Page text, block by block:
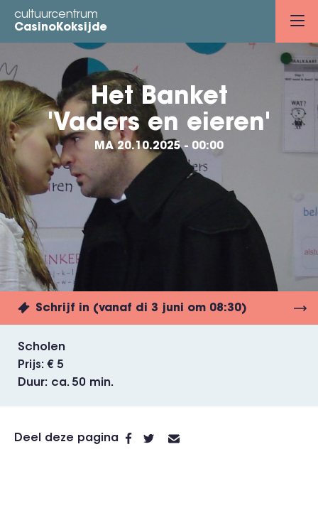
Overslaan
naar
de
inhoud
gaan
cultuurcentrum
CasinoKoksijde
Het Banket
'Vaders en eieren'
MA 20.10.2025 - 00:00
Schrijf in (vanaf di 3 juni om 08:30)
Scholen
Prijs
€ 5
Duur
ca. 50 min.
Deel deze pagina